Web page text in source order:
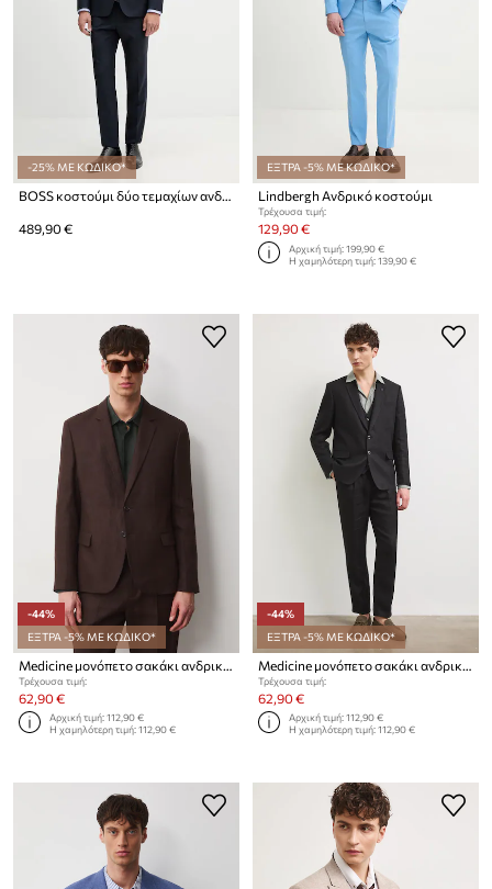
-25% ΜΕ ΚΩΔΙΚΟ*
BOSS κοστούμι δύο τεμαχίων ανδρικό μάλλινο H-Huge-2Pcs-263
489,90 €
ΕΞΤΡΑ -5% ΜΕ ΚΩΔΙΚΟ*
Lindbergh Ανδρικό κοστούμι
Τρέχουσα τιμή:
129,90 €
Αρχική τιμή:199,90 €
Η χαμηλότερη τιμή:139,90 €
-44%
ΕΞΤΡΑ -5% ΜΕ ΚΩΔΙΚΟ*
Τρέχουσα τιμή:
62,90 €
Αρχική τιμή:112,90 €
Η χαμηλότερη τιμή:112,90 €
-44%
ΕΞΤΡΑ -5% ΜΕ ΚΩΔΙΚΟ*
Τρέχουσα τιμή:
62,90 €
Αρχική τιμή:112,90 €
Η χαμηλότερη τιμή:112,90 €